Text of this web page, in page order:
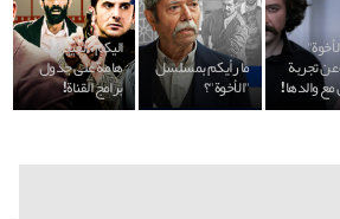
تجربة
مع والدها!
ما رأيكم بمسلسل
"الأخوة"؟
اليكم..تغييرات
هامة على جدول
برامج القناة!